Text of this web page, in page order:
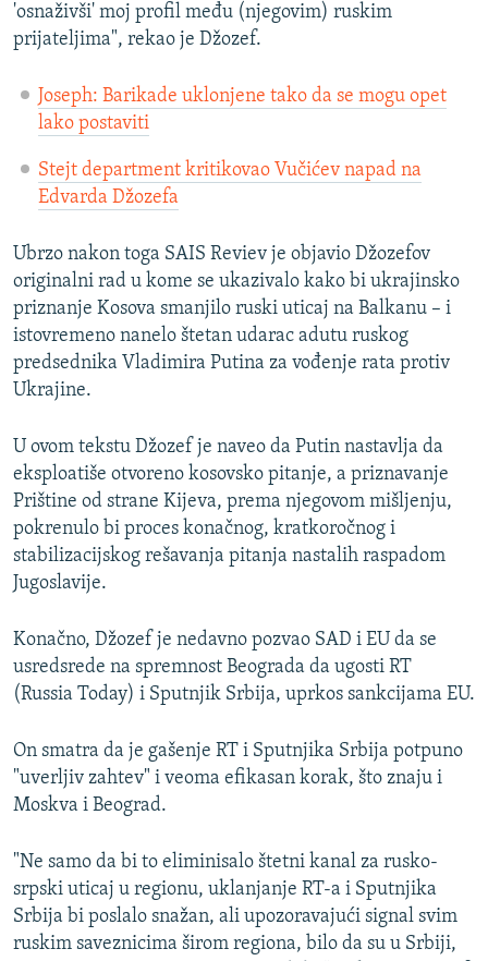
'osnaživši' moj profil među (njegovim) ruskim
prijateljima", rekao je Džozef.
Joseph: Barikade uklonjene tako da se mogu opet
lako postaviti
Stejt department kritikovao Vučićev napad na
Edvarda Džozefa
Ubrzo nakon toga SAIS Reviev je objavio Džozefov
originalni rad u kome se ukazivalo kako bi ukrajinsko
priznanje Kosova smanjilo ruski uticaj na Balkanu – i
istovremeno nanelo štetan udarac adutu ruskog
predsednika Vladimira Putina za vođenje rata protiv
Ukrajine.
U ovom tekstu Džozef je naveo da Putin nastavlja da
eksploatiše otvoreno kosovsko pitanje, a priznavanje
Prištine od strane Kijeva, prema njegovom mišljenju,
pokrenulo bi proces konačnog, kratkoročnog i
stabilizacijskog rešavanja pitanja nastalih raspadom
Jugoslavije.
Konačno, Džozef je nedavno pozvao SAD i EU da se
usredsrede na spremnost Beograda da ugosti RT
(Russia Today) i Sputnjik Srbija, uprkos sankcijama EU.
On smatra da je gašenje RT i Sputnjika Srbija potpuno
"uverljiv zahtev" i veoma efikasan korak, što znaju i
Moskva i Beograd.
"Ne samo da bi to eliminisalo štetni kanal za rusko-
srpski uticaj u regionu, uklanjanje RT-a i Sputnjika
Srbija bi poslalo snažan, ali upozoravajući signal svim
ruskim saveznicima širom regiona, bilo da su u Srbiji,